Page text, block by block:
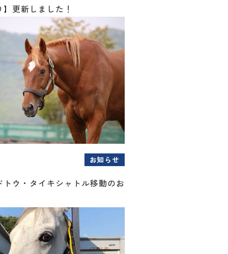
更新しました！
お知らせ
トウ・タイキシャトル移動のお